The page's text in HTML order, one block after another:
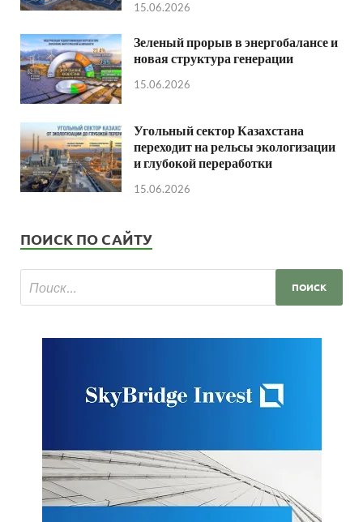
15.06.2026
Зеленый прорыв в энергобалансе и
новая структура генерации
15.06.2026
Угольный сектор Казахстана
переходит на рельсы экологизации
и глубокой переработки
15.06.2026
ПОИСК ПО САЙТУ